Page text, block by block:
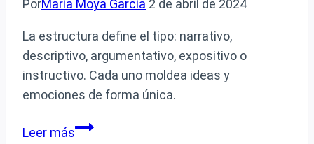
PorMaría Moya García 2 de abril de 2024
La estructura define el tipo: narrativo,
descriptivo, argumentativo, expositivo o
instructivo. Cada uno moldea ideas y
emociones de forma única.
Leer másDe